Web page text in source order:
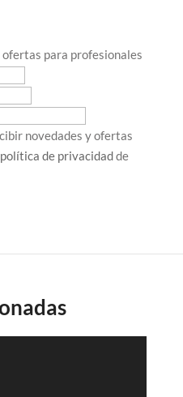
para profesionales
novedades y ofertas
política de privacidadde